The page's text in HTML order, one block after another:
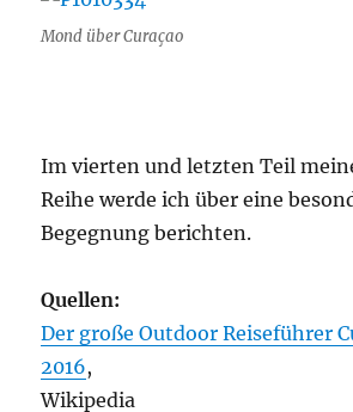
Mond über Curaçao
Im vierten und letzten Teil
Reihe werde ich über eine
Begegnung berichten.
Quellen:
Der große Outdoor Reiseführer
2016,
Wikipedia